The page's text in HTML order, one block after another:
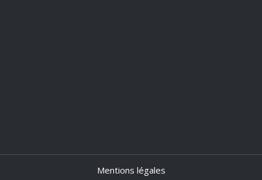
Mentions légales